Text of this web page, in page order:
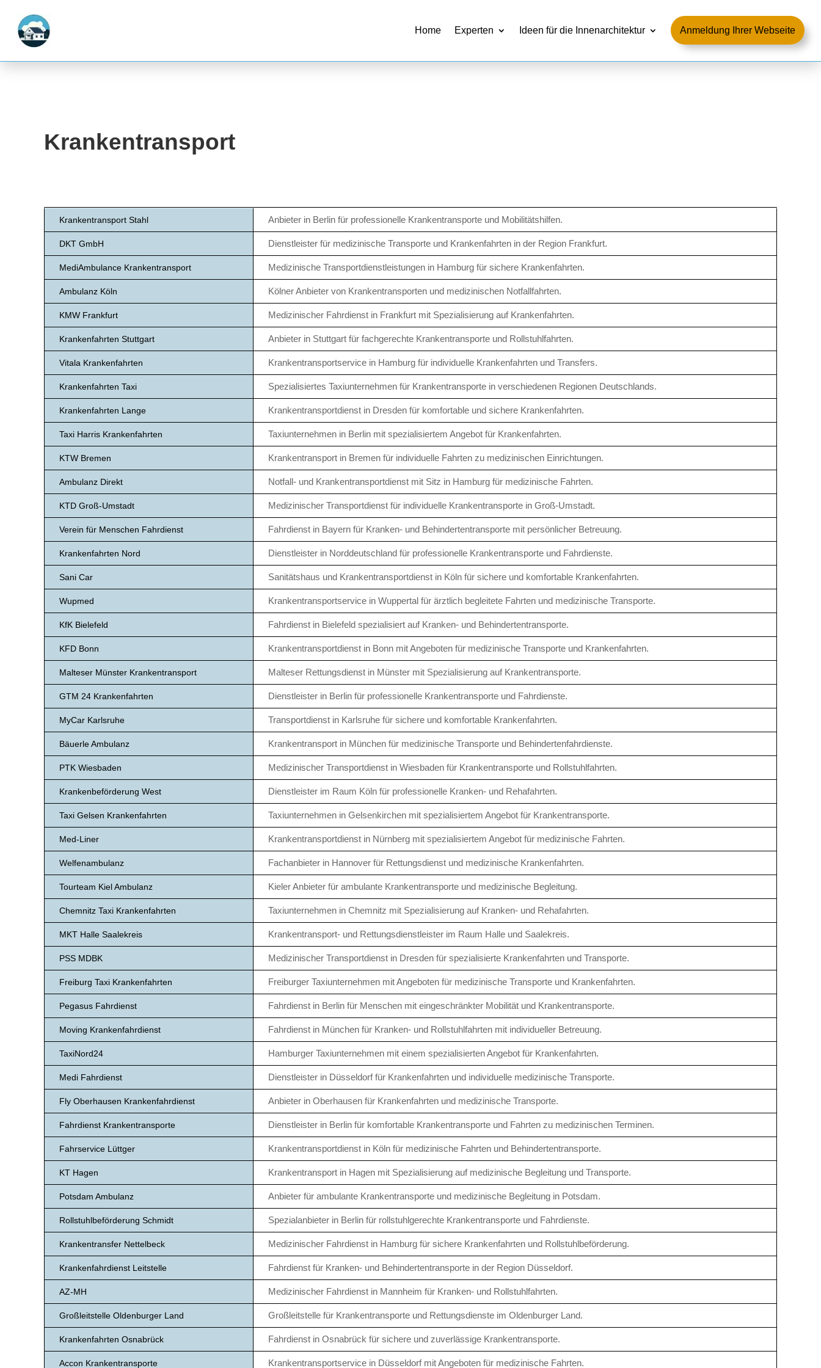
Home Experten Ideen für die Innenarchitektur Anmeldung Ihrer Webseite
Krankentransport
Krankentransport Stahl Anbieter in Berlin für professionelle Krankentransporte und Mobilitätshilfen.
DKT GmbH Dienstleister für medizinische Transporte und Krankenfahrten in der Region Frankfurt.
MediAmbulance Krankentransport Medizinische Transportdienstleistungen in Hamburg für sichere Krankenfahrten.
Ambulanz Köln Kölner Anbieter von Krankentransporten und medizinischen Notfallfahrten.
KMW Frankfurt Medizinischer Fahrdienst in Frankfurt mit Spezialisierung auf Krankenfahrten.
Krankenfahrten Stuttgart Anbieter in Stuttgart für fachgerechte Krankentransporte und Rollstuhlfahrten.
Vitala Krankenfahrten Krankentransportservice in Hamburg für individuelle Krankenfahrten und Transfers.
Krankenfahrten Taxi Spezialisiertes Taxiunternehmen für Krankentransporte in verschiedenen Regionen Deutschlands.
Krankenfahrten Lange Krankentransportdienst in Dresden für komfortable und sichere Krankenfahrten.
Taxi Harris Krankenfahrten Taxiunternehmen in Berlin mit spezialisiertem Angebot für Krankenfahrten.
KTW Bremen Krankentransport in Bremen für individuelle Fahrten zu medizinischen Einrichtungen.
Ambulanz Direkt Notfall- und Krankentransportdienst mit Sitz in Hamburg für medizinische Fahrten.
KTD Groß-Umstadt Medizinischer Transportdienst für individuelle Krankentransporte in Groß-Umstadt.
Verein für Menschen Fahrdienst Fahrdienst in Bayern für Kranken- und Behindertentransporte mit persönlicher Betreuung.
Krankenfahrten Nord Dienstleister in Norddeutschland für professionelle Krankentransporte und Fahrdienste.
Sani Car Sanitätshaus und Krankentransportdienst in Köln für sichere und komfortable Krankenfahrten.
Wupmed Krankentransportservice in Wuppertal für ärztlich begleitete Fahrten und medizinische Transporte.
KfK Bielefeld Fahrdienst in Bielefeld spezialisiert auf Kranken- und Behindertentransporte.
KFD Bonn Krankentransportdienst in Bonn mit Angeboten für medizinische Transporte und Krankenfahrten.
Malteser Münster Krankentransport Malteser Rettungsdienst in Münster mit Spezialisierung auf Krankentransporte.
GTM 24 Krankenfahrten Dienstleister in Berlin für professionelle Krankentransporte und Fahrdienste.
MyCar Karlsruhe Transportdienst in Karlsruhe für sichere und komfortable Krankenfahrten.
Bäuerle Ambulanz Krankentransport in München für medizinische Transporte und Behindertenfahrdienste.
PTK Wiesbaden Medizinischer Transportdienst in Wiesbaden für Krankentransporte und Rollstuhlfahrten.
Krankenbeförderung West Dienstleister im Raum Köln für professionelle Kranken- und Rehafahrten.
Taxi Gelsen Krankenfahrten Taxiunternehmen in Gelsenkirchen mit spezialisiertem Angebot für Krankentransporte.
Med-Liner Krankentransportdienst in Nürnberg mit spezialisiertem Angebot für medizinische Fahrten.
Welfenambulanz Fachanbieter in Hannover für Rettungsdienst und medizinische Krankenfahrten.
Tourteam Kiel Ambulanz Kieler Anbieter für ambulante Krankentransporte und medizinische Begleitung.
Chemnitz Taxi Krankenfahrten Taxiunternehmen in Chemnitz mit Spezialisierung auf Kranken- und Rehafahrten.
MKT Halle Saalekreis Krankentransport- und Rettungsdienstleister im Raum Halle und Saalekreis.
PSS MDBK Medizinischer Transportdienst in Dresden für spezialisierte Krankenfahrten und Transporte.
Freiburg Taxi Krankenfahrten Freiburger Taxiunternehmen mit Angeboten für medizinische Transporte und Krankenfahrten.
Pegasus Fahrdienst Fahrdienst in Berlin für Menschen mit eingeschränkter Mobilität und Krankentransporte.
Moving Krankenfahrdienst Fahrdienst in München für Kranken- und Rollstuhlfahrten mit individueller Betreuung.
TaxiNord24 Hamburger Taxiunternehmen mit einem spezialisierten Angebot für Krankenfahrten.
Medi Fahrdienst Dienstleister in Düsseldorf für Krankenfahrten und individuelle medizinische Transporte.
Fly Oberhausen Krankenfahrdienst Anbieter in Oberhausen für Krankenfahrten und medizinische Transporte.
Fahrdienst Krankentransporte Dienstleister in Berlin für komfortable Krankentransporte und Fahrten zu medizinischen Terminen.
Fahrservice Lüttger Krankentransportdienst in Köln für medizinische Fahrten und Behindertentransporte.
KT Hagen Krankentransport in Hagen mit Spezialisierung auf medizinische Begleitung und Transporte.
Potsdam Ambulanz Anbieter für ambulante Krankentransporte und medizinische Begleitung in Potsdam.
Rollstuhlbeförderung Schmidt Spezialanbieter in Berlin für rollstuhlgerechte Krankentransporte und Fahrdienste.
Krankentransfer Nettelbeck Medizinischer Fahrdienst in Hamburg für sichere Krankenfahrten und Rollstuhlbeförderung.
Krankenfahrdienst Leitstelle Fahrdienst für Kranken- und Behindertentransporte in der Region Düsseldorf.
AZ-MH Medizinischer Fahrdienst in Mannheim für Kranken- und Rollstuhlfahrten.
Großleitstelle Oldenburger Land Großleitstelle für Krankentransporte und Rettungsdienste im Oldenburger Land.
Krankenfahrten Osnabrück Fahrdienst in Osnabrück für sichere und zuverlässige Krankentransporte.
Accon Krankentransporte Krankentransportservice in Düsseldorf mit Angeboten für medizinische Fahrten.